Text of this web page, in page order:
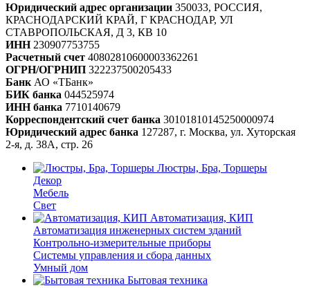
Юридический адрес организации 350033, РОССИЯ,
КРАСНОДАРСКИЙ КРАЙ, Г КРАСНОДАР, УЛ
СТАВРОПОЛЬСКАЯ, Д 3, КВ 10
ИНН230907753755
Расчетный счет 40802810600003362261
ОГРН/ОГРНИП 322237500205433
Банк АО «ТБанк»
БИК банка 044525974
ИНН банка 7710140679
Корреспондентский счет банка 30101810145250000974
Юридический адрес банка 127287, г. Москва, ул. Хуторская
2-я, д. 38А, стр. 26
Люстры, Бра, Торшеры
Декор
Мебель
Свет
Автоматизация, КИП
Автоматизация инженерных систем зданий
Контрольно-измерительные приборы
Системы управления и сбора данных
Умный дом
Бытовая техника